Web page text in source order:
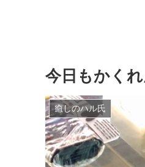
今日もかく
癒しのハル氏